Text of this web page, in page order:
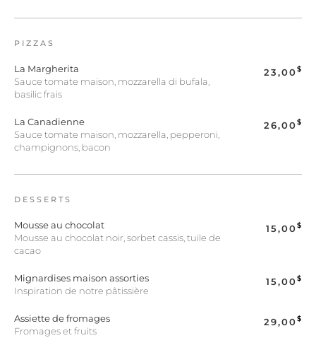
PIZZAS
La Margherita
Sauce tomate maison, mozzarella di bufala,
basilic frais
23,00$
La Canadienne
Sauce tomate maison, mozzarella, pepperoni,
champignons, bacon
26,00$
DESSERTS
Mousse au chocolat
Mousse au chocolat noir, sorbet cassis, tuile de
cacao
15,00$
Mignardises maison assorties
Inspiration de notre pâtissière
15,00$
Assiette de fromages
Fromages et fruits
29,00$